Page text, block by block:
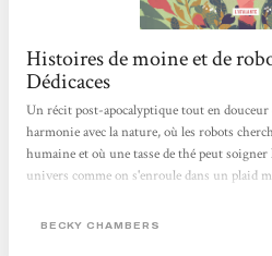
Histoires de moine et de
Dédicaces
Un récit post-apocalyptique tout en
harmonie avec la nature, où les robots
humaine et où une tasse de thé peut soigner
univers comme on s'enroule dans un plaid
BECKY CHAMBERS